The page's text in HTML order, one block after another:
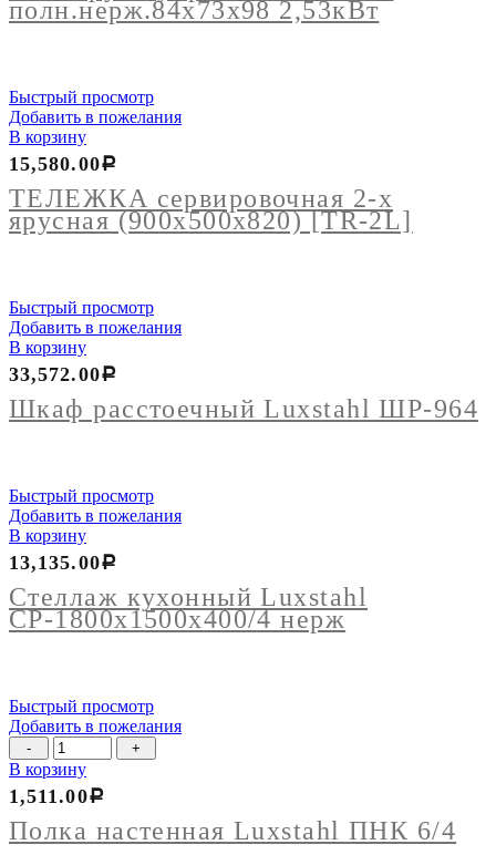
полн.нерж.84х73х98 2,53кВт
Быстрый просмотр
Добавить в пожелания
В корзину
ТЕЛЕЖКА сервировочная 2-х
ярусная (900х500х820) [TR-2L]
15,580.00Р
Быстрый просмотр
Добавить в пожелания
В корзину
Шкаф расстоечный Luxstahl ШР-964
33,572.00Р
Быстрый просмотр
Добавить в пожелания
В корзину
Стеллаж кухонный Luxstahl
СР-1800х1500х400/4 нерж
13,135.00Р
Быстрый просмотр
Добавить в пожелания
Количество
товара
Полка
настенная
Luxstahl
ПНК
В корзину
Полка настенная Luxstahl ПНК 6/4
1,511.00Р